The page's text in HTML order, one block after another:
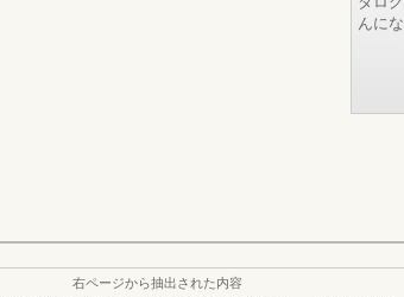
んに
右ページから抽出された内容